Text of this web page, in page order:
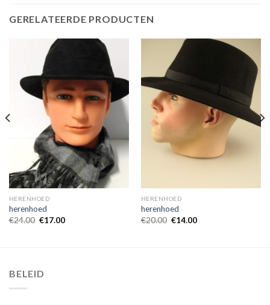
GERELATEERDE PRODUCTEN
HERENHOED
herenhoed
€24.00 €17.00
HERENHOED
herenhoed
€20.00 €14.00
BELEID